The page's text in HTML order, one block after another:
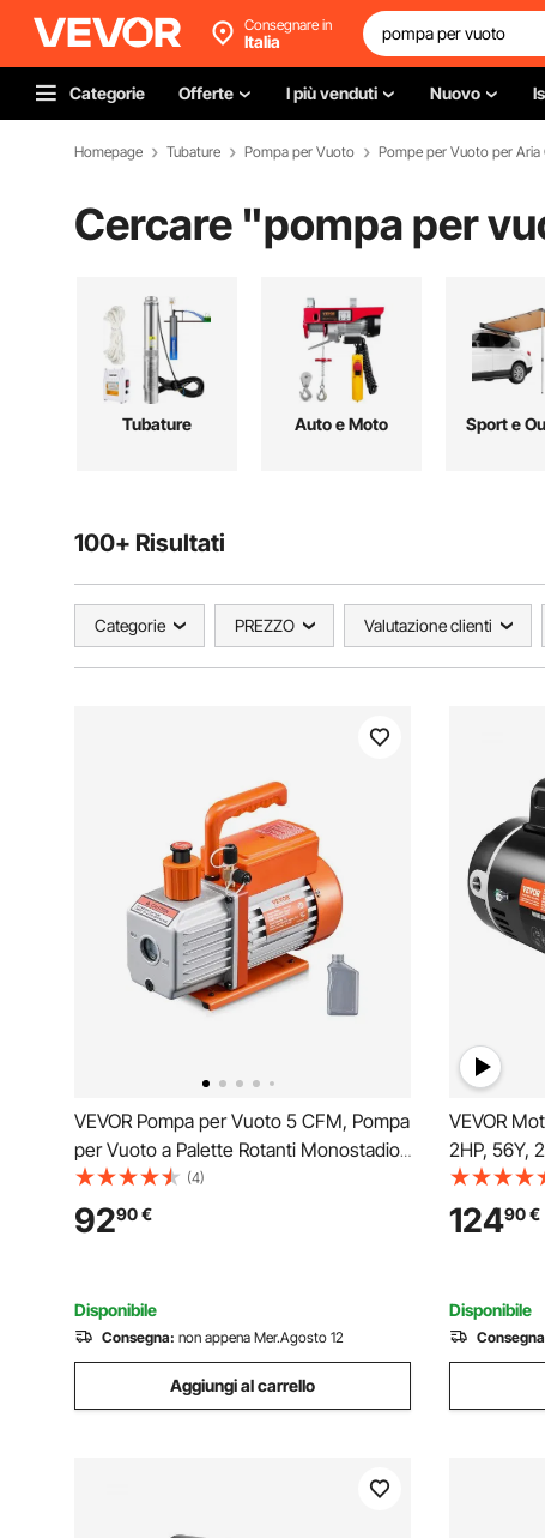
Consegnare in
Italia
Categorie Offerte I più venduti Nuovo
Homepage Tubature Pompa per Vuoto Pompe per Vuoto per Aria
Cercare "pompa per
Tubature Auto e Moto Sport e
100+ Risultati
Categorie PREZZO Valutazione clienti
VEVOR Pompa per Vuoto 5 CFM, Pompa
per Vuoto a Palette Rotanti Monostadio
HVAC per Sistemi Kit Pompa per Vuoto
AC per Auto con Contenitore per Olio
per Manutenzione Aria Condizionata da
(4)
9290€
Disponibile
Consegna: non appena Mer.Agosto 12
Aggiungi al carrello
VEVOR
2HP, 56Y,
Fattore di
50μF/
Flangia
12490€
Disponibile